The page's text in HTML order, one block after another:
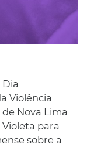
Dia
Violência
Nova Lima
para
sobre a